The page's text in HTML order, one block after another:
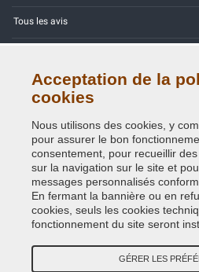
Tous les avis
Contactez-nous
Politique de confidentialité - RGPD
Copyright © 2014 - 2026.
Acceptation de la
cookies
Nous utilisons des cookies, y
pour assurer le bon
consentement, pour recueillir
sur la navigation sur le site et
messages personnalisés
En fermant la bannière ou en
cookies, seuls les cookies
fonctionnement du site seront
GÉRER LES